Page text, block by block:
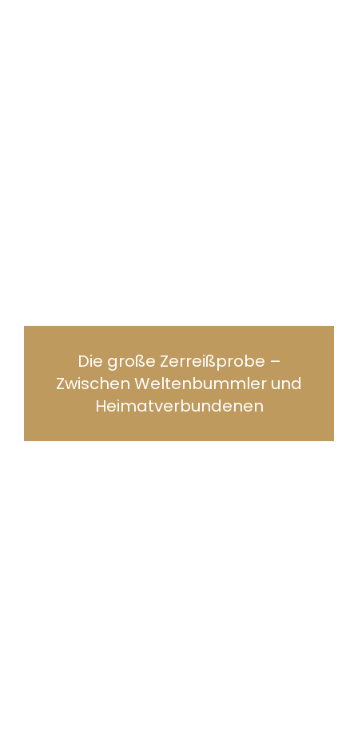
Die große Zerreißprobe –
Zwischen Weltenbummler und
Heimatverbundenen